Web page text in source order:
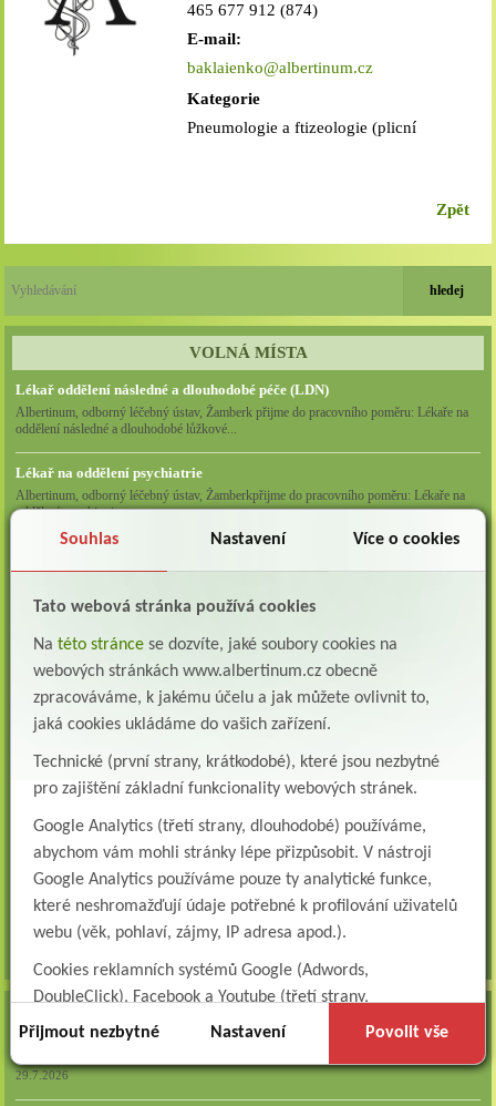
465 677 912 (874)
E-mail:
baklaienko@albertinum.cz
Kategorie
Pneumologie a ftizeologie (plicní
Zpět
VOLNÁ MÍSTA
Lékař oddělení následné a dlouhodobé péče (LDN)
Albertinum, odborný léčebný ústav, Žamberk přijme do pracovního poměru: Lékaře na
oddělení následné a dlouhodobé lůžkové...
Lékař na oddělení psychiatrie
Albertinum, odborný léčebný ústav, Žamberkpřijme do pracovního poměru: Lékaře na
oddělení psychiatrie ...
Všeobecná/praktická sestra na LDN
Přidejte se k nám Do našeho týmu přijmeme všeobecnou nebo praktickou sestru na
lůžkové oddělení následné a dlouhodobé pé...
Všeobecná sestra na plicní oddělení
SESTRA na oddělení pneumologie a ftizeologiePr...
Albertinum, OLÚ, Žamberk přijme
KLINICKÉHO LOGOPEDA Nab...
Ergoterapeut/ka
Albertinum, odborný léčebný ústav, přijme do pracovního
poměru: ERGOTERAPEUTA, EGOTERAPEUTKU Požadujeme:odbornou způsobi...
všechna volná místa »
29.7.2026
Souhlas Nastavení Více o cookies
Tato webová stránka používá cookies
Na této stránce se dozvíte, jaké soubory cookies na
webových stránkách www.albertinum.cz obecně
zpracováváme, k jakému účelu a jak můžete ovlivnit to,
jaká cookies ukládáme do vašich zařízení.
Technické (první strany, krátkodobé), které jsou nezbytné
pro zajištění základní funkcionality webových stránek.
Google Analytics (třetí strany, dlouhodobé) používáme,
abychom vám mohli stránky lépe přizpůsobit. V nástroji
Google Analytics používáme pouze ty analytické funkce,
které neshromažďují údaje potřebné k profilování uživatelů
webu (věk, pohlaví, zájmy, IP adresa apod.).
Cookies reklamních systémů Google (Adwords,
DoubleClick), Facebook a Youtube (třetí strany,
dlouhodobé). Tyto
cookiesslouží k marketingovému
například prostřednictvím personalizované reklamy na
Přijmout nezbytné Nastavení Povolit vše